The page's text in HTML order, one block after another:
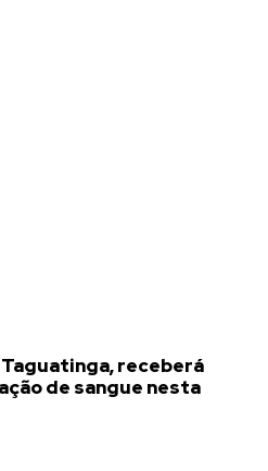
receberá
de sangue nesta